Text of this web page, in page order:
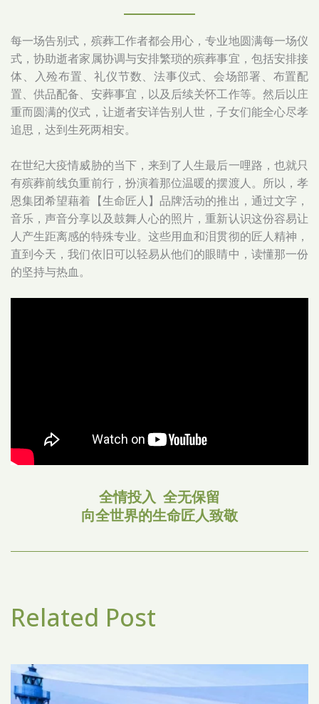
每一场告别式，殡葬工作者都会用心，专业地圆满每一场仪
式，协助逝者家属协调与安排繁琐的殡葬事宜，包括安排接
体、入殓布置、礼仪节数、法事仪式、会场部署、布置配
置、供品配备、安葬事宜，以及后续关怀工作等。然后以庄
重而圆满的仪式，让逝者安详告别人世，子女们能全心尽孝
追思，达到生死两相安。
在世纪大疫情威胁的当下，来到了人生最后一哩路，也就只
有殡葬前线负重前行，扮演着那位温暖的摆渡人。所以，孝
恩集团希望藉着【生命匠人】品牌活动的推出，通过文字，
音乐，声音分享以及鼓舞人心的照片，重新认识这份容易让
人产生距离感的特殊专业。这些用血和泪贯彻的匠人精神，
直到今天，我们依旧可以轻易从他们的眼睛中，读懂那一份
的坚持与热血。
全情投入 全无保留
向全世界的生命匠人致敬
Related Post